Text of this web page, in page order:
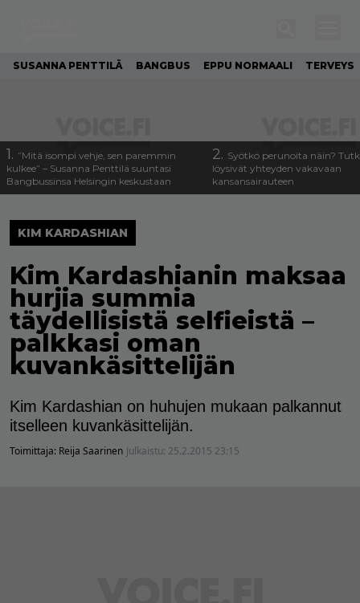
SUSANNA PENTTILÄ BANGBUS EPPU NORMAALI TERVEYS
1. ”Mitä isompi vehje, sen paremmin
kulkee” – Susanna Penttilä suuntasi
Bangbussinsa Helsingin keskustaan
2. Syötkö perunoita näin?
löysivät yhteyden vakavaan
kansansairauteen
KIM KARDASHIAN
Kim Kardashianin maksaa
hurjia summia
täydellisistä selfieistä –
palkkasi oman
kuvankäsittelijän
Kim Kardashian on huhujen mukaan palkannut
itselleen kuvankäsittelijän.
Toimittaja: Reija Saarinen Julkaistu: 25.2.2015 23:15